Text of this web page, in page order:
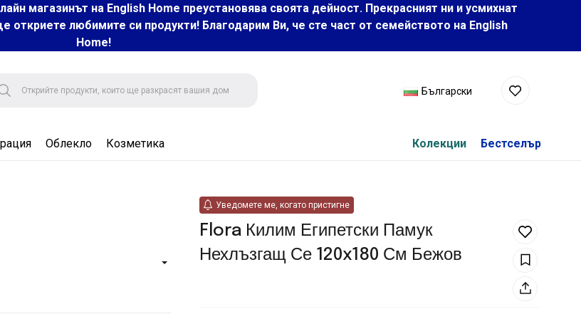
магазинът на English Home преустановява своята дейност. Прекрасният ни и усмихнат
откриете любимите си продукти! Благодарим Ви, че сте част от семейството на Еnglish
Home!
Български
Облекло Козметика Колекции Бестселър
Уведомете ме, когато пристигне
Flora Килим Египетски Памук
Нехлъзгащ Се 120x180 См Бежов